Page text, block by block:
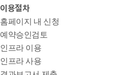
이용절차
홈페이지 내 신청
예약승인검토
인프라 이용
인프라 사용